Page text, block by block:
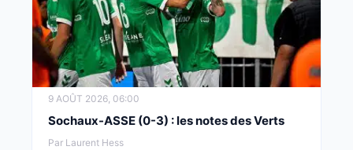
9 AOÛT 2026, 06:00
Sochaux-ASSE (0-3) : les notes des Verts
Par Laurent Hess